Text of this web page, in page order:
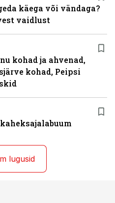
käega või vändaga?
vaidlust
kohad ja ahvenad,
kohad, Peipsi
lugusid